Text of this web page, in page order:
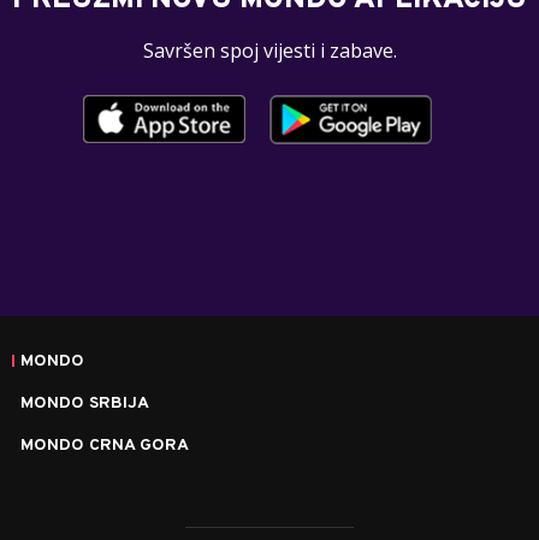
Savršen spoj vijesti i zabave.
MONDO
MONDO SRBIJA
MONDO CRNA GORA